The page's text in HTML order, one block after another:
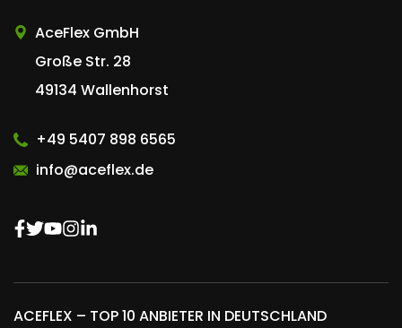
AceFlex GmbH
Große Str. 28
49134 Wallenhorst
+49 5407 898 6565
info@aceflex.de
ACEFLEX – TOP 10 ANBIETER IN DEUTSCHLAND